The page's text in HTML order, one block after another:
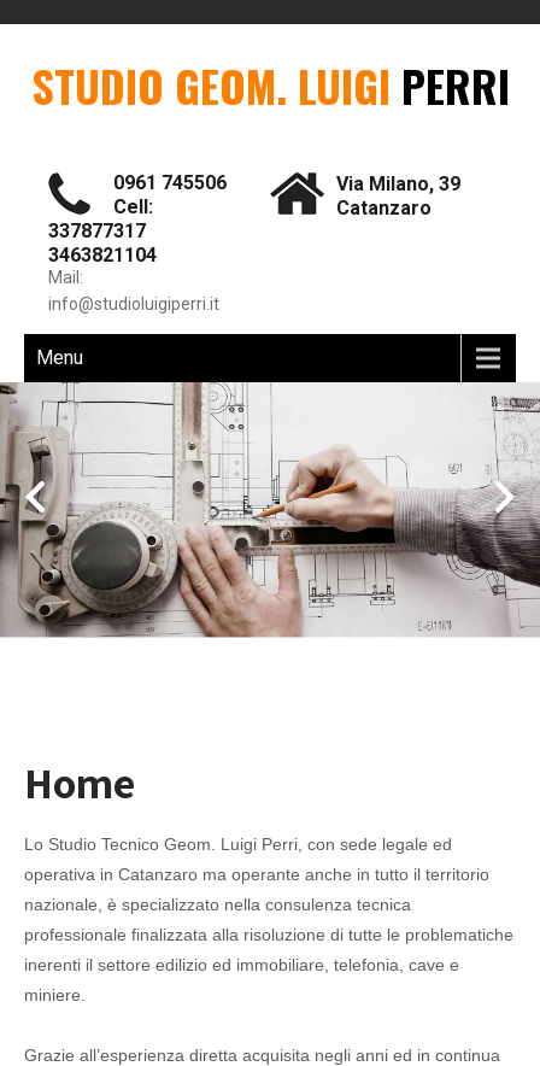
STUDIO GEOM. LUIGI PERRI
0961 745506
Cell:
337877317
3463821104
Mail:
info@studioluigiperri.it
Via Milano, 39
Catanzaro
Menu
Home
Lo Studio Tecnico Geom. Luigi Perri, con sede legale ed
operativa in Catanzaro ma operante anche in tutto il territorio
nazionale, è specializzato nella consulenza tecnica
professionale finalizzata alla risoluzione di tutte le problematiche
inerenti il settore edilizio ed immobiliare, telefonia, cave e
miniere.
Grazie all’esperienza diretta acquisita negli anni ed in continua